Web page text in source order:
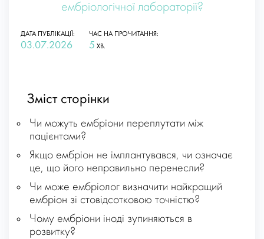
ембріологічної лабораторії?
ДАТА ПУБЛІКАЦІЇ:
03.07.2026
ЧАС НА ПРОЧИТАННЯ:
5 ХВ.
Зміст сторінки
Чи можуть ембріони переплутати між
пацієнтами?
Якщо ембріон не імплантувався, чи означає
це, що його неправильно перенесли?
Чи може ембріолог визначити найкращий
ембріон зі стовідсотковою точністю?
Чому ембріони іноді зупиняються в
розвитку?